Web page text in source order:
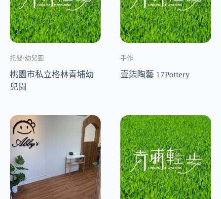
托嬰/幼兒園
桃園市私立格林青埔幼
兒園
手作
壹柒陶藝 17Pottery